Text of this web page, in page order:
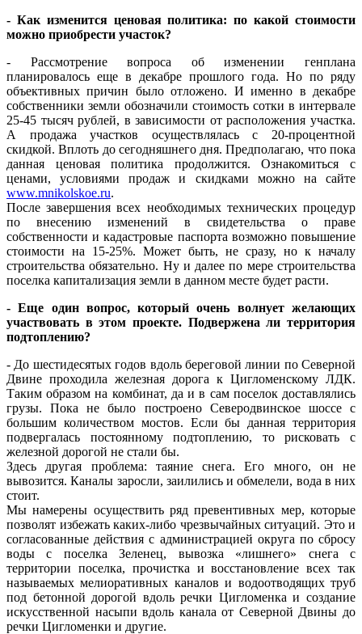
- Как изменится ценовая политика: по какой стоимости
можно приобрести участок?
- Рассмотрение вопроса об изменении генплана
планировалось еще в декабре прошлого года. Но по ряду
объективных причин было отложено. И именно в декабре
собственники земли обозначили стоимость сотки в интервале
25-45 тысяч рублей, в зависимости от расположения участка.
А продажа участков осуществлялась с 20-процентной
скидкой. Вплоть до сегодняшнего дня. Предполагаю, что пока
данная ценовая политика продолжится. Ознакомиться с
ценами, условиями продаж и скидками можно на сайте
www.mnikolskoe.ru.
После завершения всех необходимых технических процедур
по внесению изменений в свидетельства о праве
собственности и кадастровые паспорта возможно повышение
стоимости на 15-25%. Может быть, не сразу, но к началу
строительства обязательно. Ну и далее по мере строительства
поселка капитализация земли в данном месте будет расти.
- Еще один вопрос, который очень волнует желающих
участвовать в этом проекте. Подвержена ли территория
подтоплению?
- До шестидесятых годов вдоль береговой линии по Северной
Двине проходила железная дорога к Цигломенскому ЛДК.
Таким образом на комбинат, да и в сам поселок доставлялись
грузы. Пока не было построено Северодвинское шоссе с
большим количеством мостов. Если бы данная территория
подвергалась постоянному подтоплению, то рисковать с
железной дорогой не стали бы.
Здесь другая проблема: таяние снега. Его много, он не
вывозится. Каналы заросли, заилились и обмелели, вода в них
стоит.
Мы намерены осуществить ряд превентивных мер, которые
позволят избежать каких-либо чрезвычайных ситуаций. Это и
согласованные действия с администрацией округа по сбросу
воды с поселка Зеленец, вывозка «лишнего» снега с
территории поселка, прочистка и восстановление всех так
называемых мелиоративных каналов и водоотводящих труб
под бетонной дорогой вдоль речки Цигломенка и создание
искусственной насыпи вдоль канала от Северной Двины до
речки Цигломенки и другие.